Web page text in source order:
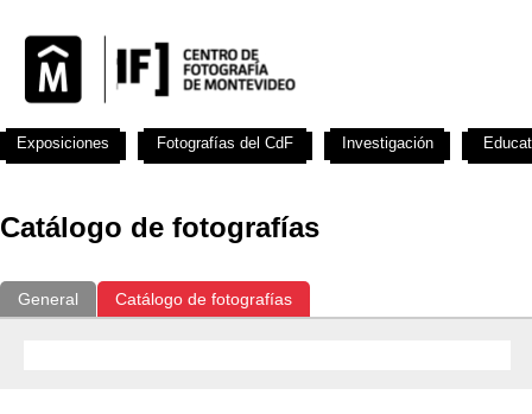
Catálogo de fotografías
General Catálogo de fotografías
Exposiciones Fotografías del CdF Investigación